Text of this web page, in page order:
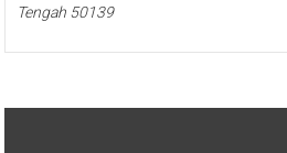
Tengah 50139